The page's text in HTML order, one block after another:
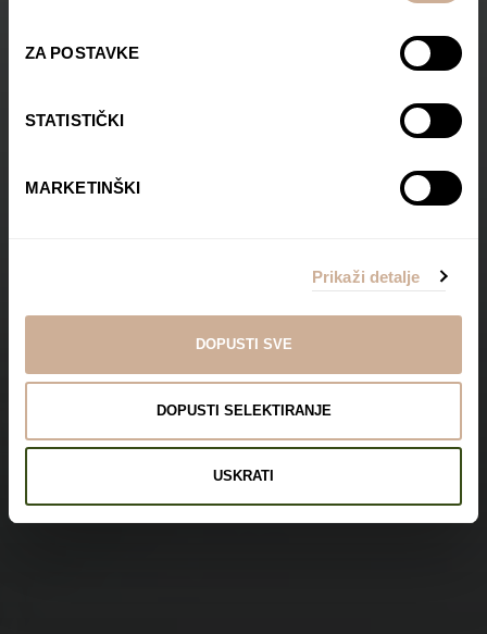
ZA POSTAVKE
STATISTIČKI
MARKETINŠKI
Prikaži detalje
DOPUSTI SVE
DOPUSTI SELEKTIRANJE
USKRATI